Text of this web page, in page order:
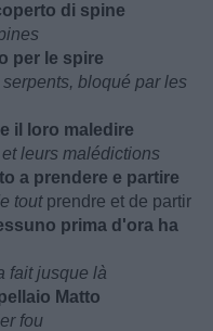
di spine
per le spire
bloqué par les
il loro maledire
leurs malédictions
a prendere e partire
tout prendre et de partir
prima d'ora ha
fait jusque là
Matto
fou